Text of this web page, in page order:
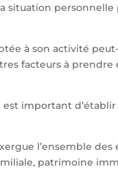
situation
à son activité
facteurs à
important
l’ensemble
patrimoine